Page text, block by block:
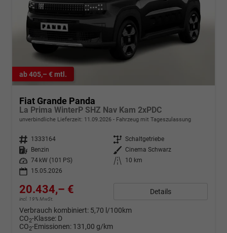
ab 405,– € mtl.
Fiat Grande Panda
La Prima WinterP SHZ Nav Kam 2xPDC
unverbindliche Lieferzeit: 11.09.2026 Fahrzeug mit Tageszulassung
Fahrzeugnr. 1333164 Getriebe Schaltgetriebe
Kraftstoff
Benzin Außenfarbe Cinema Schwarz
Leistung
74 kW (101 PS) Kilometerstand
10 km
15.05.2026
20.434,– €
incl. 19% MwSt.
Details
Verbrauch kombiniert: 5,70 l/100km
CO2-Klasse: D
CO2-Emissionen: 131,00 g/km